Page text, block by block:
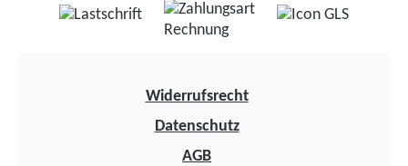
Widerrufsrecht
Datenschutz
AGB